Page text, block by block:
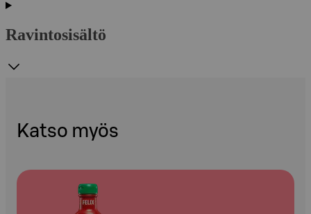
Ravintosisältö
Katso myös